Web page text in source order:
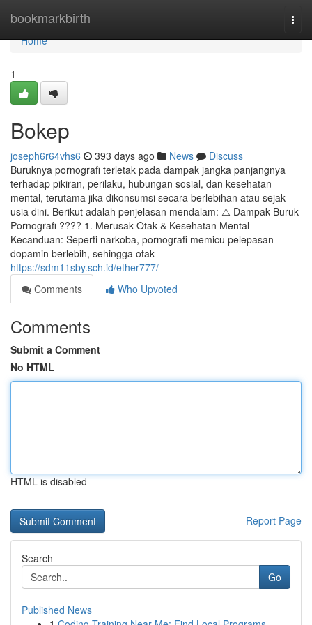
bookmarkbirth
Home
Home
1
Bokep
joseph6r64vhs6 393 days ago News
Discuss
Buruknya pornografi terletak pada dampak jangka panjangnya
terhadap pikiran, perilaku, hubungan sosial, dan kesehatan
mental, terutama jika dikonsumsi secara berlebihan atau sejak
usia dini. Berikut adalah penjelasan mendalam: ⚠️ Dampak Buruk
Pornografi ???? 1. Merusak Otak & Kesehatan Mental
Kecanduan: Seperti narkoba, pornografi memicu pelepasan
dopamin berlebih, sehingga otak
https://sdm11sby.sch.id/ether777/
Comments
Who Upvoted
Comments
Submit a Comment
No HTML
HTML is disabled
Report Page
Search
Go
Published News